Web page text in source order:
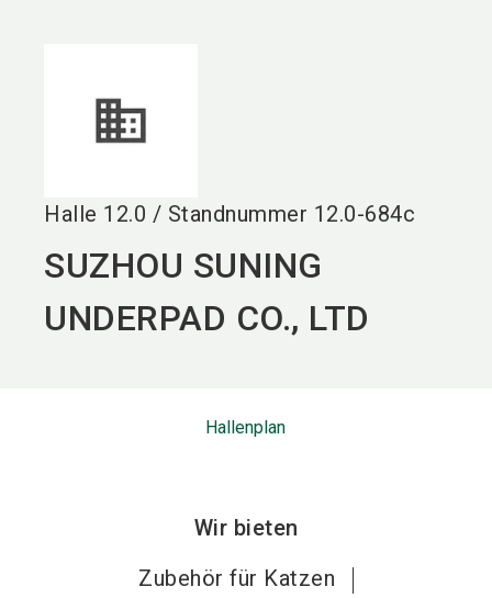
Halle 12.0 / Standnummer 12.0-684c
SUZHOU SUNING
UNDERPAD CO., LTD
Hallenplan
Wir bieten
Zubehör für Katzen